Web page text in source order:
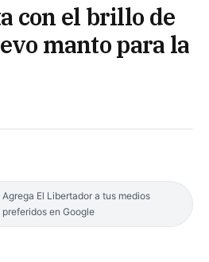
con el brillo de
manto para la
Agrega El Libertador a tus medios
preferidos en Google